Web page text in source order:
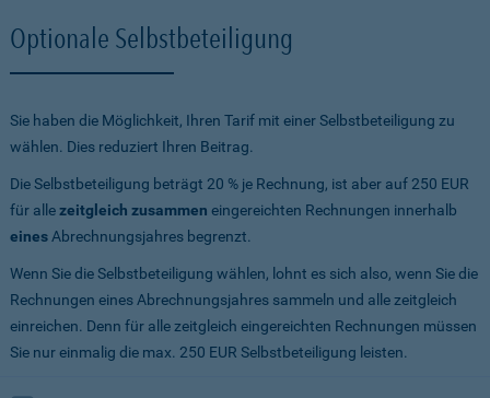
Optionale Selbstbeteiligung
Sie haben die Möglichkeit, Ihren Tarif mit einer Selbstbeteiligung zu
wählen. Dies reduziert Ihren Beitrag.
Die Selbstbeteiligung beträgt 20 % je Rechnung, ist aber auf 250 EUR
für allezeitgleich zusammen eingereichten Rechnungen innerhalb
eines Abrechnungsjahres begrenzt.
Wenn Sie die Selbstbeteiligung wählen, lohnt es sich also, wenn Sie die
Rechnungen eines Abrechnungsjahres sammeln und alle zeitgleich
einreichen. Denn für alle zeitgleich eingereichten Rechnungen müssen
Sie nur einmalig die max. 250 EUR Selbstbeteiligung leisten.